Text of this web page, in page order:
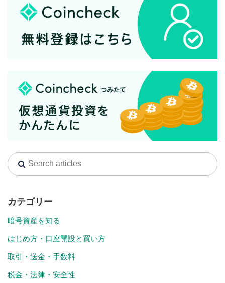
カテゴリー
暗号資産を知る
はじめ方・口座開設と買い方
取引・送金・手数料
税金・法律・安全性